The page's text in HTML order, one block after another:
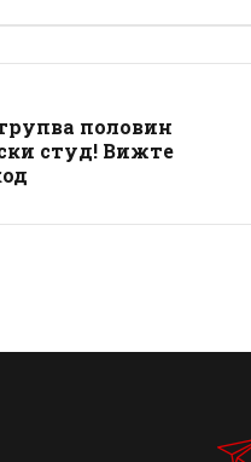
половин
студ! Вижте